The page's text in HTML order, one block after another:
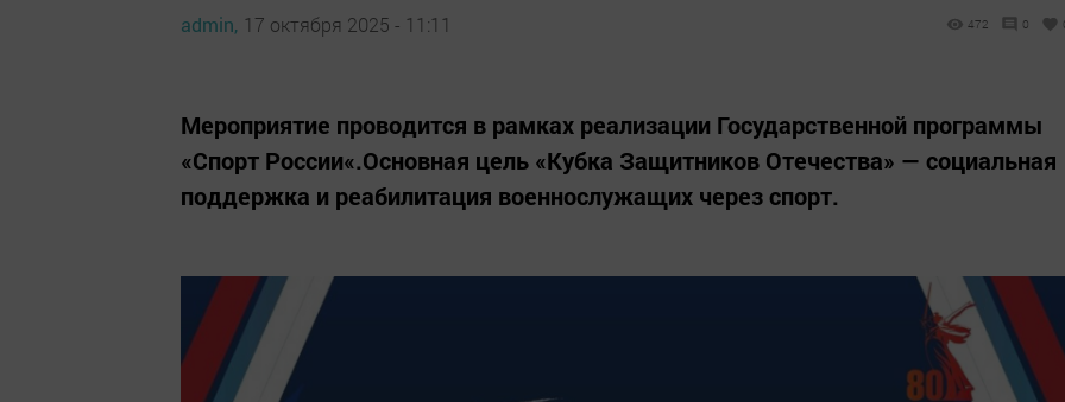
admin, 17 октября 2025 - 11:11 472 0
Мероприятие проводится в рамках реализации Государственной программы
«Спорт России«.Основная цель «Кубка Защитников Отечества» — социальная
поддержка и реабилитация военнослужащих через спорт.